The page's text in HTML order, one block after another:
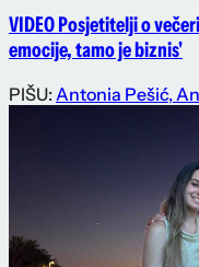
VIDEO Posjetitelji o
emocije, tamo je biznis'
PIŠU: Antonia Pešić,